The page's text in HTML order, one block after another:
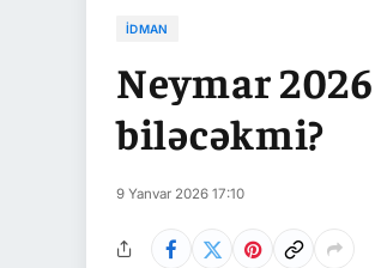
İDMAN
Neymar
biləcəkmi?
9 Yanvar 2026 17:10